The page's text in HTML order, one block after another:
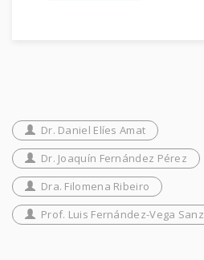
Dr. Daniel Elíes Amat
Dr. Joaquín Fernández Pérez
Dra. Filomena Ribeiro
Prof. Luis Fernández-Vega Sanz